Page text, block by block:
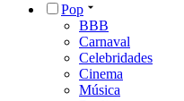
Pop
BBB
Carnaval
Celebridades
Cinema
Música